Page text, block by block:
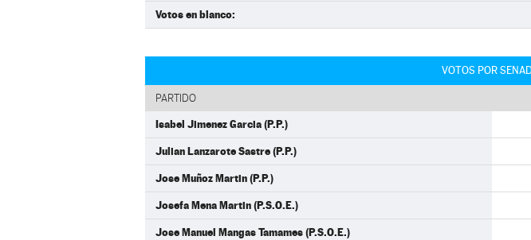
Votos en blanco:
VOTOS POR
PARTIDO
Isabel Jimenez Garcia (P.P.)
Julian Lanzarote Sastre (P.P.)
Jose Muñoz Martin (P.P.)
Josefa Mena Martin (P.S.O.E.)
Jose Manuel Mangas Tamames (P.S.O.E.)